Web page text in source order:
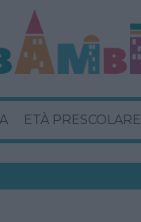
ETÀ PRESCOLARE